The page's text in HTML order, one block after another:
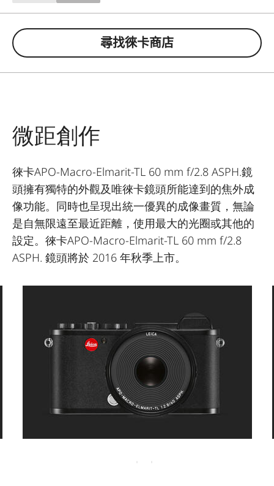
尋找徠卡商店
微距創作
徠卡APO-Macro-Elmarit-TL 60 mm f/2.8 ASPH.鏡
頭擁有獨特的外觀及唯徠卡鏡頭所能達到的焦外成
像功能。同時也呈現出統一優異的成像畫質，無論
是自無限遠至最近距離，使用最大的光圈或其他的
設定。徠卡APO-Macro-Elmarit-TL 60 mm f/2.8
ASPH. 鏡頭將於 2016 年秋季上市。